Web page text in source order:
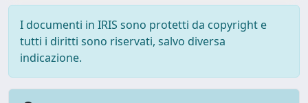
I documenti in IRIS sono protetti da copyright e
tutti i diritti sono riservati, salvo diversa
indicazione.